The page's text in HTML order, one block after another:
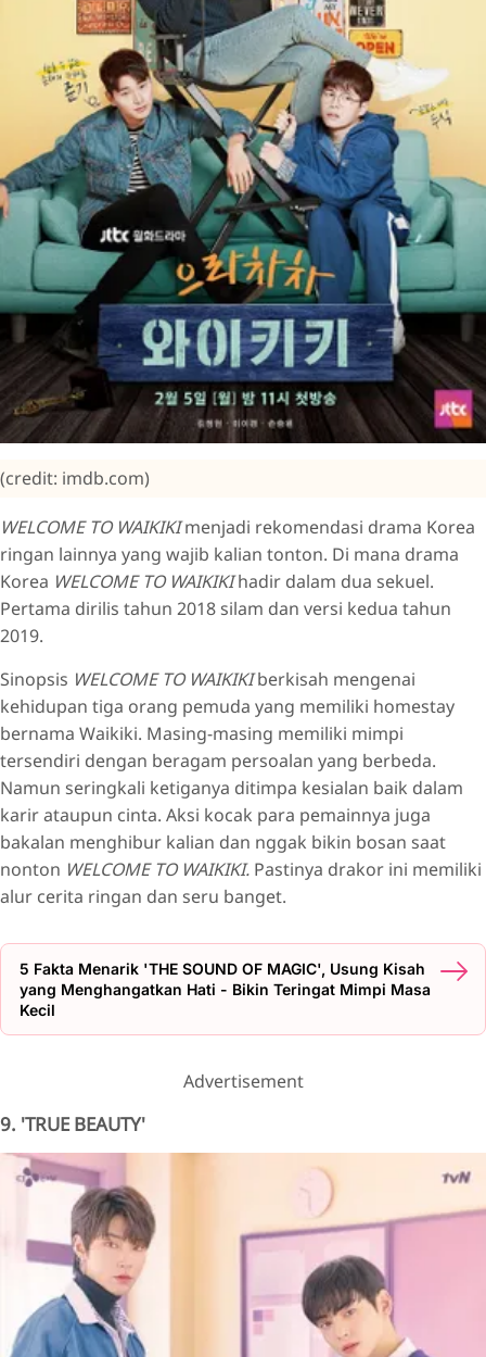
(credit: imdb.com)
WELCOME TO WAIKIKImenjadi rekomendasi drama Korea
ringan lainnya yang wajib kalian tonton. Di mana drama
Korea WELCOME TO WAIKIKIhadir dalam dua sekuel.
Pertama dirilis tahun 2018 silam dan versi kedua tahun
2019.
Sinopsis WELCOME TO WAIKIKIberkisah mengenai
kehidupan tiga orang pemuda yang memiliki homestay
bernama Waikiki. Masing-masing memiliki mimpi
tersendiri dengan beragam persoalan yang berbeda.
Namun seringkali ketiganya ditimpa kesialan baik dalam
karir ataupun cinta. Aksi kocak para pemainnya juga
bakalan menghibur kalian dan nggak bikin bosan saat
nonton WELCOME TO WAIKIKI. Pastinya drakor ini memiliki
alur cerita ringan dan seru banget.
5 Fakta Menarik 'THE SOUND OF MAGIC', Usung Kisah
yang Menghangatkan Hati - Bikin Teringat Mimpi Masa
Kecil
Advertisement
9. 'TRUE BEAUTY'